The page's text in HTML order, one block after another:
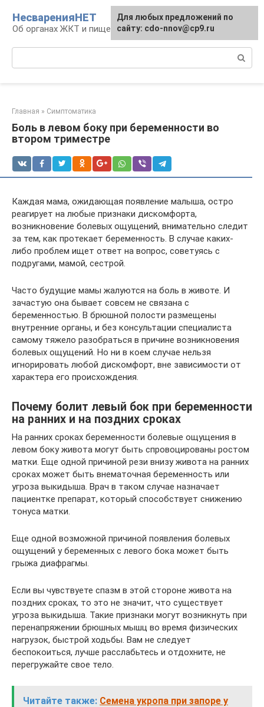
контенту
НесваренияНЕТ
Об органах ЖКТ и пищеварении
Главная » Симптоматика
Боль в левом боку при беременности во
втором триместре
Каждая мама, ожидающая появление малыша, остро
реагирует на любые признаки дискомфорта,
возникновение болевых ощущений, внимательно следит
за тем, как протекает беременность. В случае каких-
либо проблем ищет ответ на вопрос, советуясь с
подругами, мамой, сестрой.
Часто будущие мамы жалуются на боль в животе. И
зачастую она бывает совсем не связана с
беременностью. В брюшной полости размещены
внутренние органы, и без консультации специалиста
самому тяжело разобраться в причине возникновения
болевых ощущений. Но ни в коем случае нельзя
игнорировать любой дискомфорт, вне зависимости от
характера его происхождения.
Почему болит левый бок при беременности
на ранних и на поздних сроках
На ранних сроках беременности болевые ощущения в
левом боку живота могут быть спровоцированы ростом
матки. Еще одной причиной рези внизу живота на ранних
сроках может быть внематочная беременность или
угроза выкидыша. Врач в таком случае назначает
пациентке препарат, который способствует снижению
тонуса матки.
Еще одной возможной причиной появления болевых
ощущений у беременных с левого бока может быть
грыжа диафрагмы.
Если вы чувствуете спазм в этой стороне живота на
поздних сроках, то это не значит, что существует
угроза выкидыша. Такие признаки могут возникнуть при
перенапряжении брюшных мышц во время физических
нагрузок, быстрой ходьбы. Вам не следует
беспокоиться, лучше расслабьтесь и отдохните, не
перегружайте свое тело.
Читайте также: Семена укропа при запоре у
Для любых предложений по
сайту: cdo-nnov@cp9.ru